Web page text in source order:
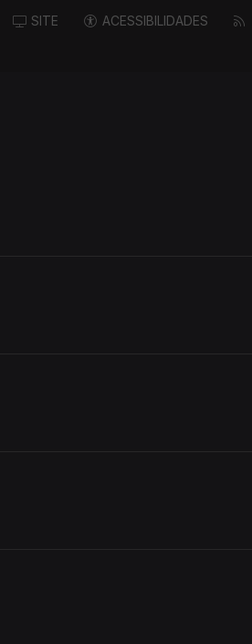
SITE ACESSIBILIDADES